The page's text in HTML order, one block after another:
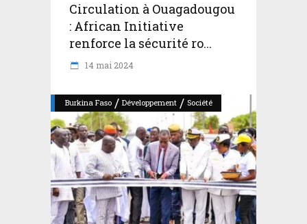
Circulation à Ouagadougou
: African Initiative
renforce la sécurité ro...
14 mai 2024
Burkina Faso / Développement / Société